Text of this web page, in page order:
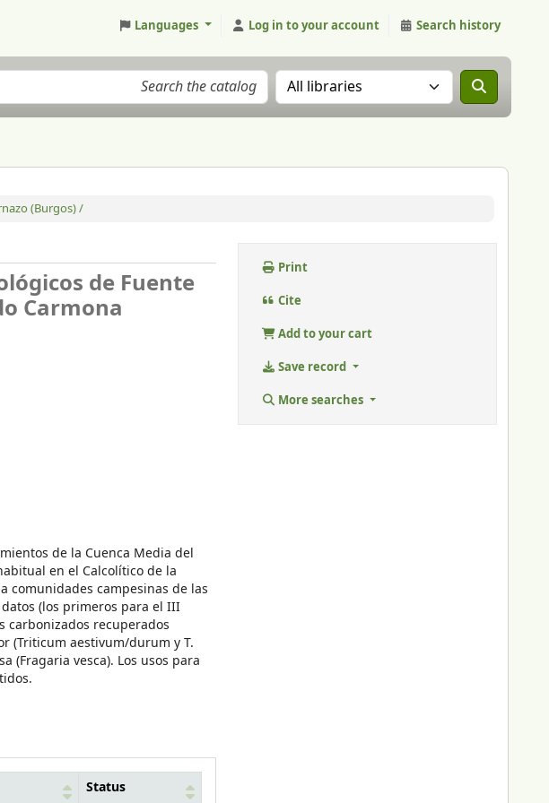
Languages Log in to your account Search history
Search the catalog in:
(Burgos) /
de Fuente
Carmona
de la Cuenca Media del
en el Calcolítico de la
comunidades campesinas de las
(los primeros para el III
carbonizados recuperados
(Triticum aestivum/durum y T.
(Fragaria vesca). Los usos para
Status
Print
Cite
Add to your cart
Save record
More searches